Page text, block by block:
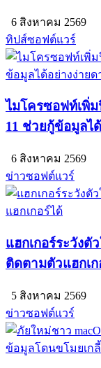
6 สิงหาคม 2569
ทิปส์ซอฟต์แวร์
ไมโครซอฟท์เพิ่ม
11 ช่วยกู้ข้อมูลไ
6 สิงหาคม 2569
ข่าวซอฟต์แวร์
แฮกเกอร์ระวังตั
ติดตามตัวแฮกเก
5 สิงหาคม 2569
ข่าวซอฟต์แวร์